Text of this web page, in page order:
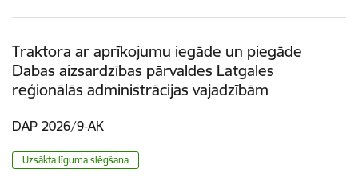
Traktora ar aprīkojumu iegāde un piegāde
Dabas aizsardzības pārvaldes Latgales
reģionālās administrācijas vajadzībām
DAP 2026/9-AK
Uzsākta līguma slēgšana